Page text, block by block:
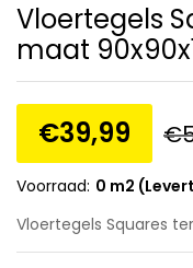
Vloertegels
maat
€39,99 €
Voorraad: 0 m2
Vloertegels Squares